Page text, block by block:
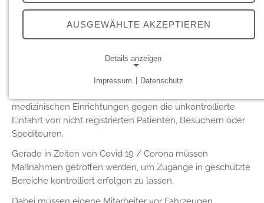
Infrastrukturschutz - Covid 19 Abwehr
medizinischen Einrichtungen gegen die unkontrollierte
Einfahrt von nicht registrierten Patienten, Besuchern oder
Spediteuren.
Gerade in Zeiten von Covid 19 / Corona müssen
Maßnahmen getroffen werden, um Zugänge in geschützte
Bereiche kontrolliert erfolgen zu lassen.
AUSGEWÄHLTE AKZEPTIEREN
Details anzeigen
Notwendige Cookies ermöglichen grundlegende
Funktionen und sind für die einwandfreie Funktion der
Website erforderlich.
Cookie Consent
Name:
Impressum Datenschutz